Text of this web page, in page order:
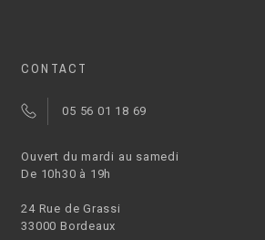
CONTACT
05 56 01 18 69
Ouvert du mardi au samedi
De 10h30 à 19h
24 Rue de Grassi
33000 Bordeaux